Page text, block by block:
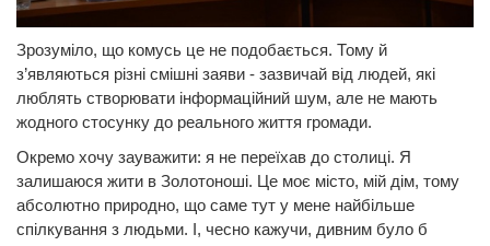
Зрозуміло, що комусь це не подобається. Тому й
з’являються різні смішні заяви - зазвичай від людей, які
люблять створювати інформаційний шум, але не мають
жодного стосунку до реального життя громади.
Окремо хочу зауважити: я не переїхав до столиці. Я
залишаюся жити в Золотоноші. Це моє місто, мій дім, тому
абсолютно природно, що саме тут у мене найбільше
спілкування з людьми. І, чесно кажучи, дивним було б